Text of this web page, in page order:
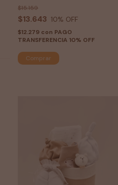
$13.643
$15.159
10% OFF
$12.279 con PAGO
TRANSFERENCIA 10% OFF
Comprar